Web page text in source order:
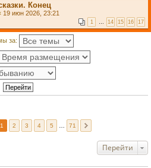
Конец
19 июн 2026, 23:21
1 … 14 15 16 17
за:
1 2 3 4 5 71
Перейти